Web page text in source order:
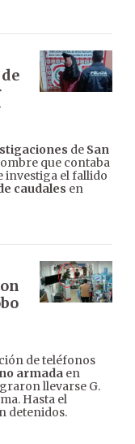
de San
que contaba
investiga el fallido
caudales en
de teléfonos
armada en
llevarse G.
Hasta el
detenidos.